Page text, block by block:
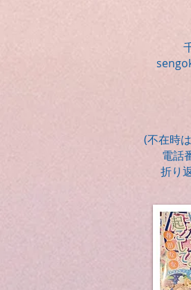
​(不在時
電話
折り